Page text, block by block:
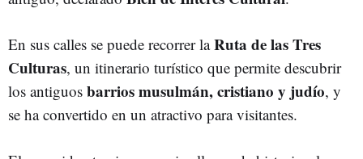
En sus calles se puede recorrer laRuta de las Tres
Culturas, un itinerario turístico que permite descubrir
los antiguos barrios musulmán, cristiano y judío, y
se ha convertido en un atractivo para visitantes.